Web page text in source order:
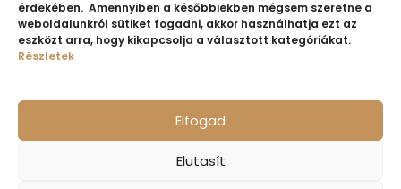
érdekében. Amennyiben a későbbiekben mégsem szeretne a
weboldalunkról sütiket fogadni, akkor használhatja ezt az
eszközt arra, hogy kikapcsolja a választott kategóriákat.
Részletek
Elfogad
Elutasít
Fogyasztóvédelmi tájékoztató
Jogi nyilatkozat
Impresszum